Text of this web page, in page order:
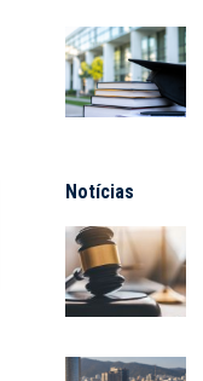
Notícias